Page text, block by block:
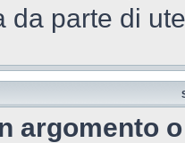
da parte di
argomento